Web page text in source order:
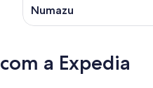
Numazu
a Expedia